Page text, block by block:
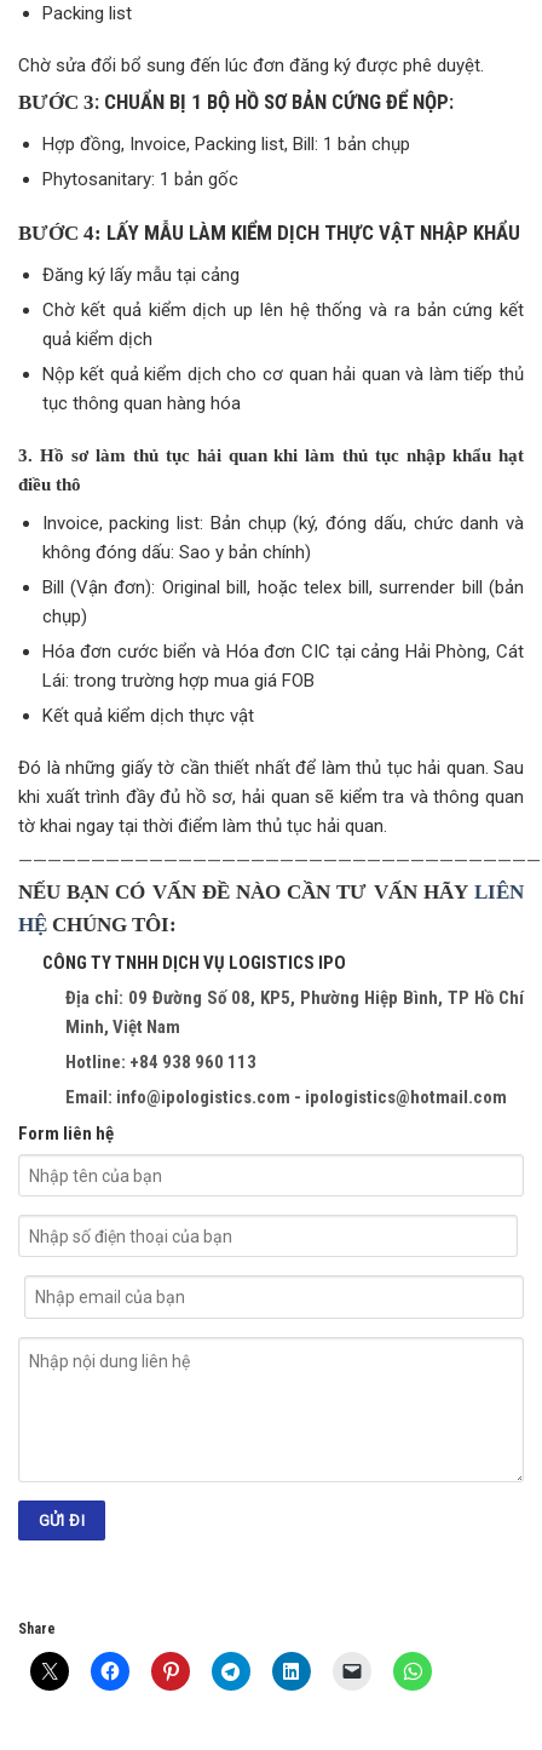
Packing list
Chờ sửa đổi bổ sung đến lúc đơn đăng ký được phê duyệt.
BƯỚC 3: CHUẨN BỊ 1 BỘ HỒ SƠ BẢN CỨNG ĐỂ NỘP:
Hợp đồng, Invoice, Packing list, Bill: 1 bản chụp
Phytosanitary: 1 bản gốc
BƯỚC 4: LẤY MẪU LÀM KIỂM DỊCH THỰC VẬT NHẬP KHẨU
Đăng ký lấy mẫu tại cảng
Chờ kết quả kiểm dịch up lên hệ thống và ra bản cứng kết
quả kiểm dịch
Nộp kết quả kiểm dịch cho cơ quan hải quan và làm tiếp thủ
tục thông quan hàng hóa
3. Hồ sơ làm thủ tục hải quan khi làm thủ tục nhập khẩu hạt
điều thô
Invoice, packing list: Bản chụp (ký, đóng dấu, chức danh và
không đóng dấu: Sao y bản chính)
Bill (Vận đơn): Original bill, hoặc telex bill, surrender bill (bản
chụp)
Hóa đơn cước biển và Hóa đơn CIC tại cảng Hải Phòng, Cát
Lái: trong trường hợp mua giá FOB
Kết quả kiểm dịch thực vật
Đó là những giấy tờ cần thiết nhất để làm thủ tục hải quan. Sau
khi xuất trình đầy đủ hồ sơ, hải quan sẽ kiểm tra và thông quan
tờ khai ngay tại thời điểm làm thủ tục hải quan.
NẾU BẠN CÓ VẤN ĐỀ NÀO CẦN TƯ VẤN HÃY LIÊN
HỆ CHÚNG TÔI:
CÔNG TY TNHH DỊCH VỤ LOGISTICS IPO
Địa chỉ: 09 Đường Số 08, KP5, Phường Hiệp Bình, TP Hồ Chí
Minh, Việt Nam
Hotline: +84 938 960 113
Email: info@ipologistics.com - ipologistics@hotmail.com
Form liên hệ
Share